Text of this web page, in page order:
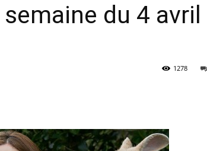
du 4 avril
1278